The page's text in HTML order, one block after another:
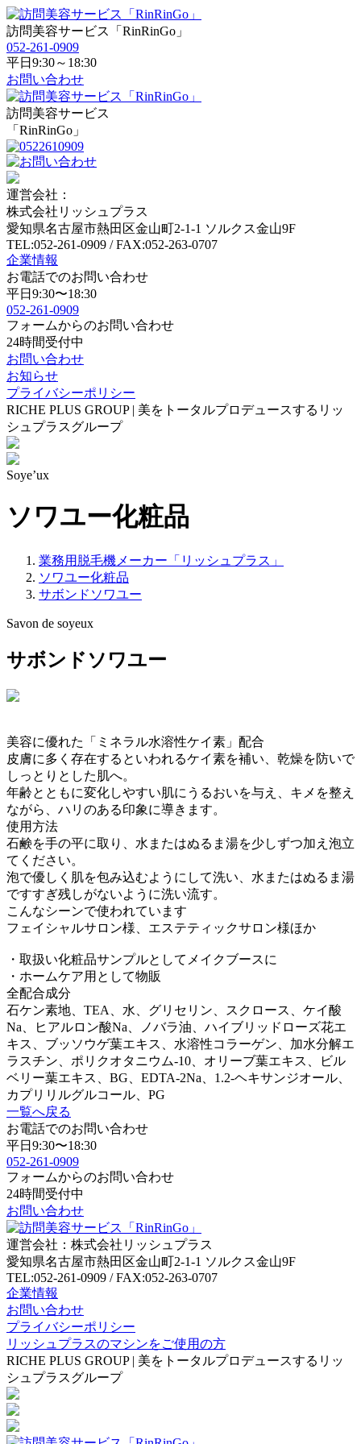
訪問美容サービス「RinRinGo」
052-261-0909
平日9:30～18:30
お問い合わせ
訪問美容サービス
「RinRinGo」
運営会社：
株式会社リッシュプラス
愛知県名古屋市熱田区金山町2-1-1 ソルクス金山9F
TEL:052-261-0909 / FAX:052-263-0707
企業情報
お電話でのお問い合わせ
平日9:30〜18:30
052-261-0909
フォームからのお問い合わせ
24時間受付中
お問い合わせ
お知らせ
プライバシーポリシー
RICHE PLUS GROUP | 美をトータルプロデュースするリッ
シュプラスグループ
Soye’ux
ソワユー化粧品
業務用脱毛機メーカー「リッシュプラス」
ソワユー化粧品
サボンドソワユー
Savon de soyeux
サボンドソワユー
美容に優れた「ミネラル水溶性ケイ素」配合
皮膚に多く存在するといわれるケイ素を補い、乾燥を防いで
しっとりとした肌へ。
年齢とともに変化しやすい肌にうるおいを与え、キメを整え
ながら、ハリのある印象に導きます。
使用方法
石鹸を手の平に取り、水またはぬるま湯を少しずつ加え泡立
てください。
泡で優しく肌を包み込むようにして洗い、水またはぬるま湯
ですすぎ残しがないように洗い流す。
こんなシーンで使われています
フェイシャルサロン様、エステティックサロン様ほか
・取扱い化粧品サンプルとしてメイクブースに
・ホームケア用として物販
全配合成分
石ケン素地、TEA、水、グリセリン、スクロース、ケイ酸
Na、ヒアルロン酸Na、ノバラ油、ハイブリッドローズ花エ
キス、ブッソウゲ葉エキス、水溶性コラーゲン、加水分解エ
ラスチン、ポリクオタニウム-10、オリーブ葉エキス、ビル
ベリー葉エキス、BG、EDTA-2Na、1.2-ヘキサンジオール、
カプリリルグルコール、PG
一覧へ戻る
お電話でのお問い合わせ
平日9:30〜18:30
052-261-0909
フォームからのお問い合わせ
24時間受付中
お問い合わせ
運営会社：株式会社リッシュプラス
愛知県名古屋市熱田区金山町2-1-1 ソルクス金山9F
TEL:052-261-0909 / FAX:052-263-0707
企業情報
お問い合わせ
プライバシーポリシー
リッシュプラスのマシンをご使用の方
RICHE PLUS GROUP | 美をトータルプロデュースするリッ
シュプラスグループ